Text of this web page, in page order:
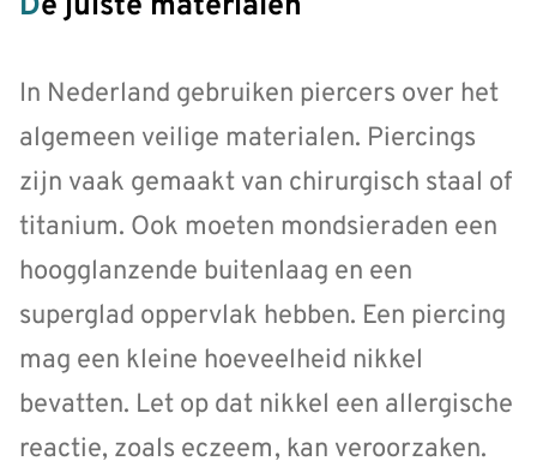
In Nederland gebruiken piercers over het
algemeen veilige materialen. Piercings
zijn vaak gemaakt van chirurgisch staal of
titanium. Ook moeten mondsieraden een
hoogglanzende buitenlaag en een
superglad oppervlak hebben. Een piercing
mag een kleine hoeveelheid nikkel
bevatten. Let op dat nikkel een allergische
reactie, zoals eczeem, kan veroorzaken.